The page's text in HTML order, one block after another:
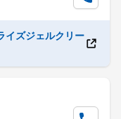
イズジェルクリー